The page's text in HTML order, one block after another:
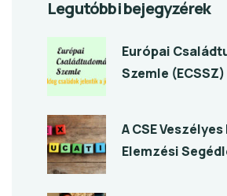
Legutóbbi bejegyzérek
Európai
Szemle (ECSSZ)
A CSE
Elemzési